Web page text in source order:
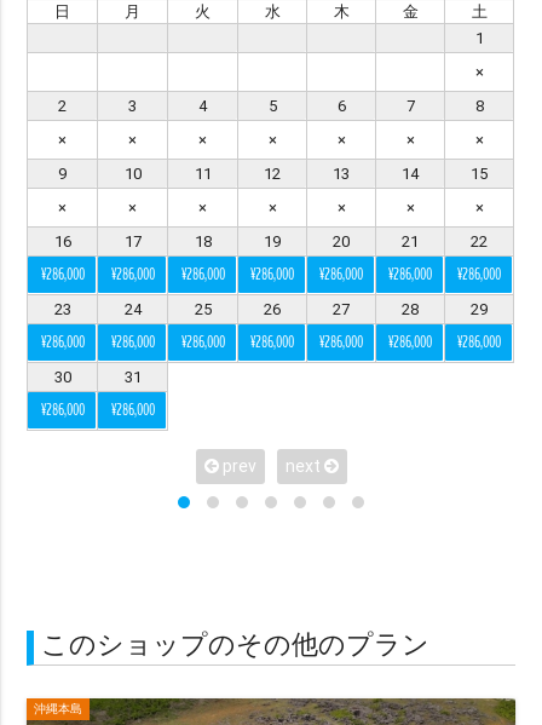
日 月 火 水 木 金
土
1
×
2
3 4 5 6 7
8
×
× × × × ×
×
9
10 11 12 13 14
15
×
× × × × ×
×
16
17 18 19 20 21 22
¥286,000 ¥286,000 ¥286,000 ¥286,000 ¥286,000 ¥286,000 ¥286,000
23 24 25 26 27 28 29
¥286,000 ¥286,000 ¥286,000 ¥286,000 ¥286,000 ¥286,000 ¥286,000
30 31
¥286,000 ¥286,000
prev next
このショップのその他のプラン
沖縄本島
※ エリア（1つ選択）
all
沖縄本島 宮古島
石垣島・八重山
八重山
久米島
渡嘉敷島・座間味島
与論島・鹿児島・屋久島
※ シチュエーションで選ぶ
ビーチ チャペル スタジオ グリーン
水中 サンセット 星空 挙式
ビーチ挙式 ガーデン 前撮り
アメリカンビレッジ
サンライズ
衣装で選ぶ